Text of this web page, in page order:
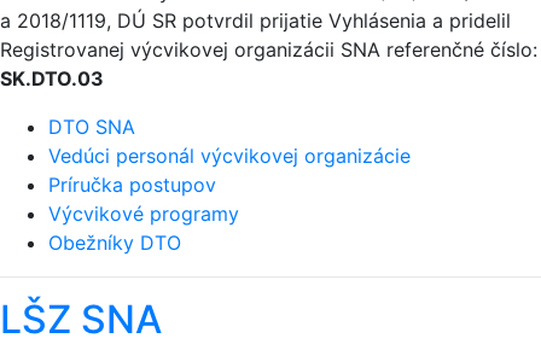
a 2018/1119, DÚ SR potvrdil prijatie Vyhlásenia a pridelil
Registrovanej výcvikovej organizácii SNA referenčné číslo:
SK.DTO.03
DTO SNA
Vedúci personál výcvikovej organizácie
Príručka postupov
Výcvikové programy
Obežníky DTO
LŠZ SNA